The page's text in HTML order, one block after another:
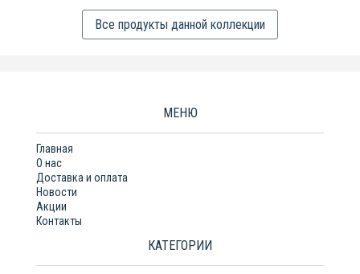
Все продукты данной коллекции
МЕНЮ
Главная
О нас
Доставка и оплата
Новости
Акции
Контакты
КАТЕГОРИИ